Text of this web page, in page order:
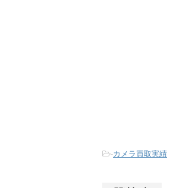
-カメラ買取実績